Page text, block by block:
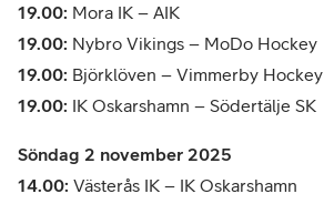
19.00: Mora IK – AIK
19.00: Nybro Vikings – MoDo Hockey
19.00: Björklöven – Vimmerby Hockey
19.00: IK Oskarshamn – Södertälje SK
Söndag 2 november 2025
14.00: Västerås IK – IK Oskarshamn